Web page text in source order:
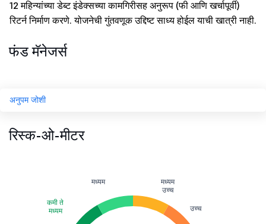
12 महिन्यांच्या डेब्ट इंडेक्सच्या कामगिरीसह अनुरूप (फी आणि खर्चापूर्वी)
रिटर्न निर्माण करणे. योजनेची गुंतवणूक उद्दिष्ट साध्य होईल याची खात्री नाही.
फंड मॅनेजर्स
अनुपम जोशी
रिस्क-ओ-मीटर
कमी ते
मध्यम
मध्यम
मध्यम
उच्च
उच्च